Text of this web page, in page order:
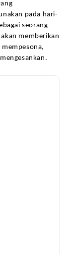
pada hari-
seorang
memberikan